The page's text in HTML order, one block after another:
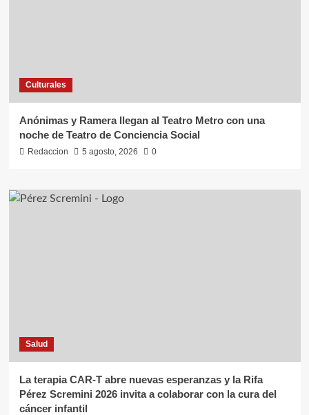
Culturales
Anónimas y Ramera llegan al Teatro Metro con una
noche de Teatro de Conciencia Social
Redaccion 5 agosto, 2026 0
Salud
La terapia CAR-T abre nuevas esperanzas y la Rifa
Pérez Scremini 2026 invita a colaborar con la cura del
cáncer infantil